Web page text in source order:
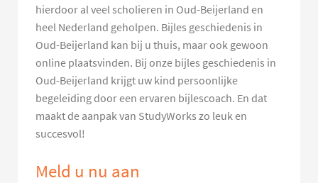
hierdoor al veel scholieren in Oud-Beijerland en
heel Nederland geholpen. Bijles geschiedenis in
Oud-Beijerland kan bij u thuis, maar ook gewoon
online plaatsvinden. Bij onze bijles geschiedenis in
Oud-Beijerland krijgt uw kind persoonlijke
begeleiding door een ervaren bijlescoach. En dat
maakt de aanpak van StudyWorks zo leuk en
succesvol!
Meld u nu aan